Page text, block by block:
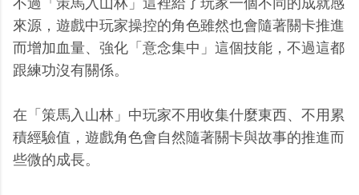
來源，遊戲中玩家操控的角色雖然也會隨著關卡推進
而增加血量、強化「意念集中」這個技能，不過這都
跟練功沒有關係。
在「策馬入山林」中玩家不用收集什麼東西、不用累
積經驗值，遊戲角色會自然隨著關卡與故事的推進而
些微的成長。